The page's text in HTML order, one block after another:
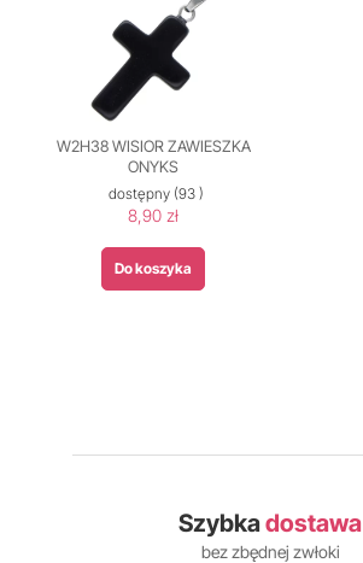
W2H38 WISIOR ZAWIESZKA
ONYKS
dostępny (93 )
8,90 zł
Do koszyka
Szybkadostawa
bez zbędnej zwłoki